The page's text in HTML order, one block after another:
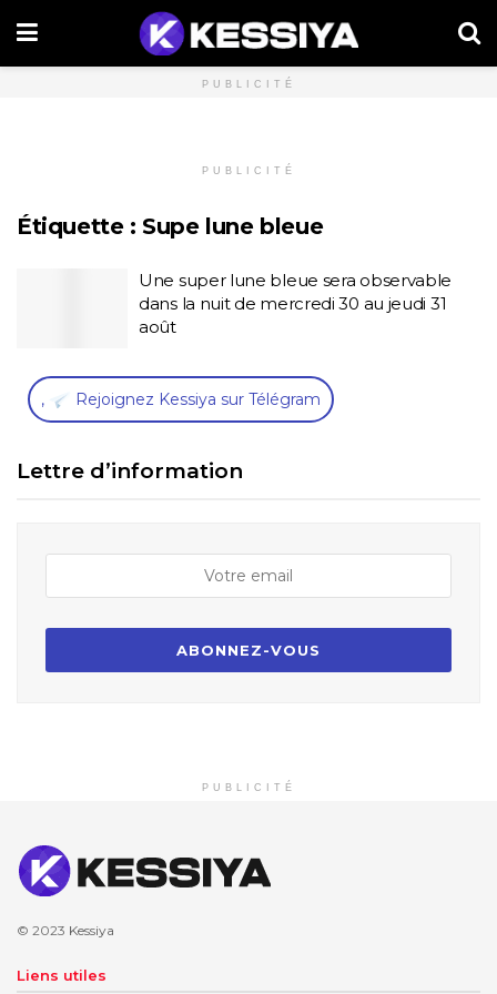
PUBLICITÉ
PUBLICITÉ
Étiquette :Supe lune bleue
Une super lune bleue sera observable
dans la nuit de mercredi 30 au jeudi 31
août
, Rejoignez Kessiya sur Télégram
Lettre d’information
PUBLICITÉ
© 2023 Kessiya
Liens utiles